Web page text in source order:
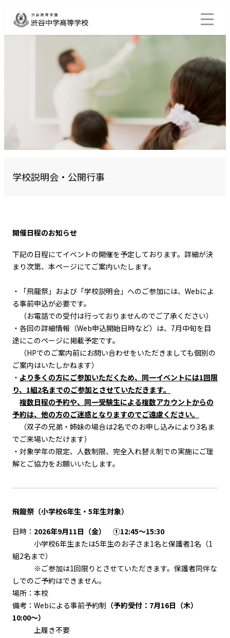
学校説明会・公開行事
開催日程のお知らせ
下記の日程にてイベントの開催を予定しております。詳細が決
まり次第、本ページにてご案内いたします。
・「飛龍祭」および「学校説明会」へのご参加には、Webによ
る事前申込が必要です。
（お電話での受付は行っておりませんのでご了承ください）
・各回の詳細情報（Web申込開始日時など）は、7月中旬を目
途にこのページに掲載予定です。
（HPでのご案内前にお問い合わせをいただきましても個別の
ご案内はいたしかねます）
・ より多くの方にご参加いただくため、同一イベントには1回限
り、1組2名までのご参加とさせていただきます。
複数日程の予約や、同一受験生による複数アカウントからの
予約は、他の方のご迷惑となりますのでご遠慮ください。
（双子の兄弟・姉妹の場合は2名でのお申し込みにより3名ま
でご来場いただけます）
・対象学年の限定、人数制限、完全入れ替え制での実施にご理
解とご協力をお願いいたします。
飛龍祭（小学校6年生・5年生対象）
日時： 2026年9月11日（金） ①12:45～15:30
小学校6年生または5年生のお子さま1名と保護者1名（1
組2名まで）
※ご参加は1回限りとさせていただきます。保護者同伴な
しでのご予約はできません。
場所：本校
備考：Webによる事前予約制 （予約受付：7月16日（木）
10:00～）
上履き不要